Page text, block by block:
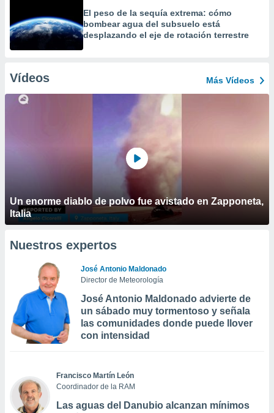
El peso de la sequía extrema: cómo
bombear agua del subsuelo está
desplazando el eje de rotación terrestre
Vídeos Más Vídeos
Un enorme diablo de polvo fue avistado en Zapponeta,
Italia
Nuestros expertos
José Antonio Maldonado
Director de Meteorología
José Antonio Maldonado advierte de
un sábado muy tormentoso y señala
las comunidades donde puede llover
con intensidad
Francisco Martín León
Coordinador de la RAM
Las aguas del Danubio alcanzan mínimos